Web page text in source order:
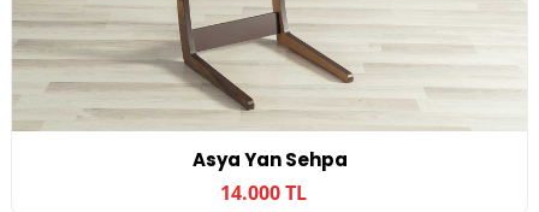
Asya Yan Sehpa
14.000 TL